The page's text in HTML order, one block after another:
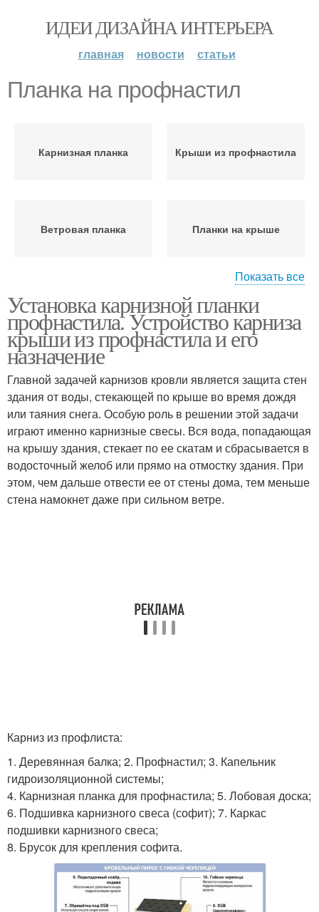
ИДЕИ ДИЗАЙНА ИНТЕРЬЕРА
главная новости статьи
Планка на профнастил
Карнизная планка Крыши из профнастила
Ветровая планка Планки на крыше
профнастила
Планки для гибкой
черепицы
Планка на
металлочерепицу
Показать все
Установка карнизной планки
профнастила. Устройство карниза
крыши из профнастила и его
назначение
Главной задачей карнизов кровли является защита стен
здания от воды, стекающей по крыше во время дождя
или таяния снега. Особую роль в решении этой задачи
играют именно карнизные свесы. Вся вода, попадающая
на крышу здания, стекает по ее скатам и сбрасывается в
водосточный желоб или прямо на отмостку здания. При
этом, чем дальше отвести ее от стены дома, тем меньше
стена намокнет даже при сильном ветре.
Карниз из профлиста:
1. Деревянная балка; 2. Профнастил; 3. Капельник
гидроизоляционной системы;
4. Карнизная планка для профнастила; 5. Лобовая доска;
6. Подшивка карнизного свеса (софит); 7. Каркас
подшивки карнизного свеса;
8. Брусок для крепления софита.